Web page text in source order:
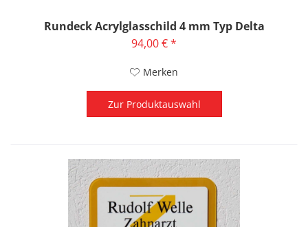
Rundeck Acrylglasschild 4 mm Typ Delta
94,00 € *
Merken
Zur Produktauswahl